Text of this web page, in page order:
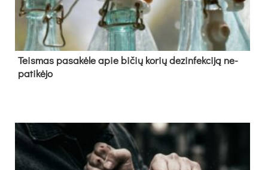
Teis­mas pa­sa­kė­le apie bi­čių ko­rių de­zin­fek­ci­ją ne­
pa­ti­kė­jo